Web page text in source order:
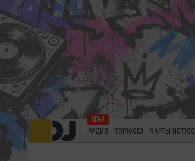
РАДИО TOP100DJ ЧАРТЫ HOT100